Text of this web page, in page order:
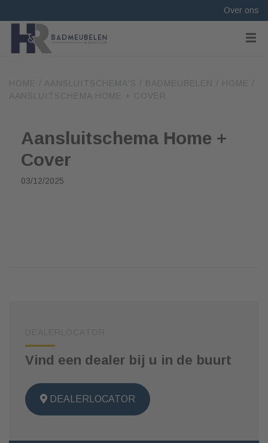
Over ons
HOME AANSLUITSCHEMA'S BADMEUBELEN HOME
AANSLUITSCHEMA HOME + COVER
Aansluitschema Home +
Cover
03/12/2025
Vind een dealer bij u in de buurt
DEALERLOCATOR